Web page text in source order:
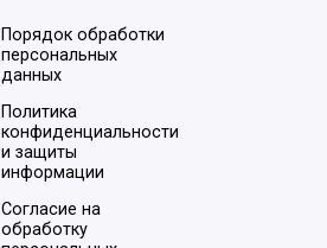
Порядок обработки
персональных
данных
Политика
конфиденциальности
и защиты
информации
Согласие на
обработку